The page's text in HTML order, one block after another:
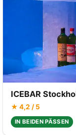
ICEBAR
★ 4,2 / 5
IN BEIDEN PÄSSEN